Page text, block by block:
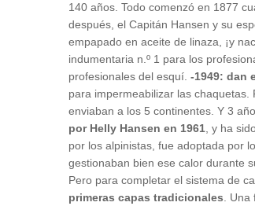
140 años. Todo comenzó en 1877
después, el Capitán Hansen y su
empapado en aceite de linaza, ¡y
indumentaria n.º 1 para los
profesionales del esquí. -1949: dan
para impermeabilizar las
enviaban a los 5 continentes. Y 3
por Helly Hansen en 1961, y ha
por los alpinistas, fue adoptada por
gestionaban bien ese calor durante
Pero para completar el sistema de
primeras capas tradicionales. Una